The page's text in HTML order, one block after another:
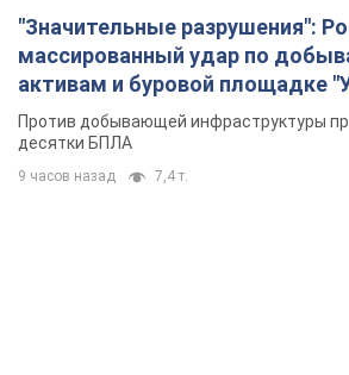
"Значительные разрушения":
массированный удар по
активам и буровой площадке
Против добывающей инфраструктуры
десятки БПЛА
9 часов назад 7,4 т.